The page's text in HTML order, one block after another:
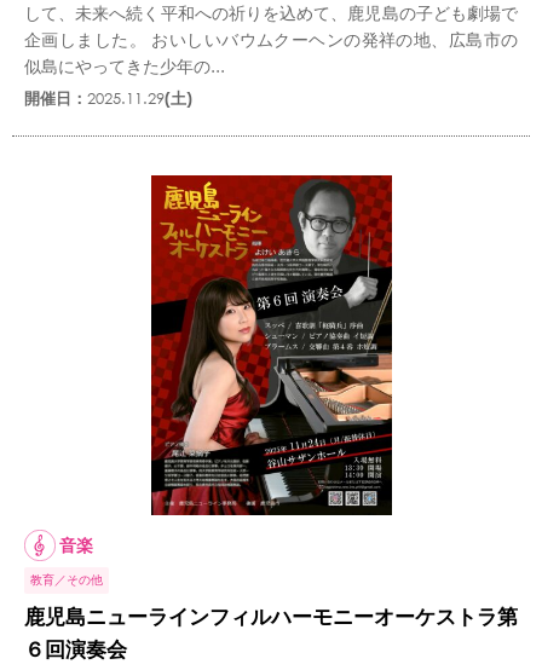
して、未来へ続く平和への祈りを込めて、鹿児島の子ども劇場で
企画しました。 おいしいバウムクーヘンの発祥の地、広島市の
似島にやってきた少年の...
開催日： 2025.11.29(土)
音楽
教育 その他
鹿児島ニューラインフィルハーモニーオーケストラ第
６回演奏会